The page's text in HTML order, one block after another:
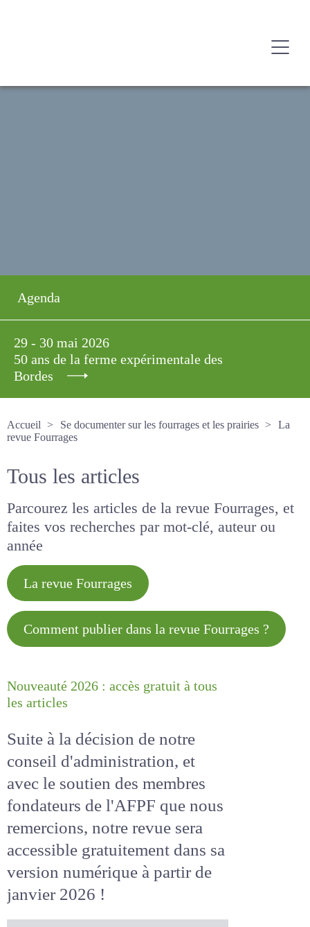
Agenda
29 - 30 mai 2026
50 ans de la ferme expérimentale des
Bordes
Accueil
Se documenter sur les fourrages et les prairies
La revue Fourrages
Tous les articles
Parcourez les articles de la revue Fourrages, et
faites vos recherches par mot-clé, auteur ou
année
La revue Fourrages
Comment publier dans la revue
Nouveauté 2026 : accès gratuit à
Suite à la décision de notre
conseil d'administration, et
avec le soutien des membres
fondateurs de l'AFPF que nous
remercions, notre revue sera
accessiblegratuitementdans
sa version numérique
de janvier 2026 !